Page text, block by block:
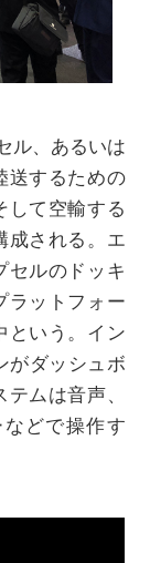
ル、あるいは
送するための
して空輸する
成される。エ
セルのドッキ
ラットフォー
という。イン
がダッシュボ
ムは音声、
どで操作す